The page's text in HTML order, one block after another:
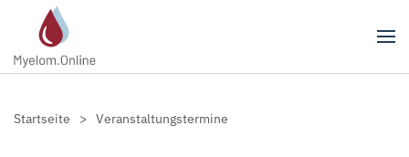
Zum Hauptinhalt springen
Startseite Veranstaltungstermine